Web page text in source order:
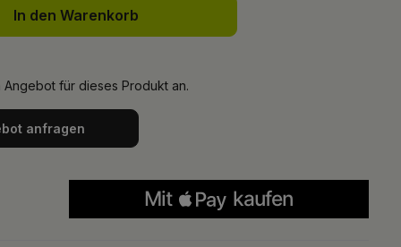
In den Warenkorb
Angebot für dieses Produkt an.
anfragen